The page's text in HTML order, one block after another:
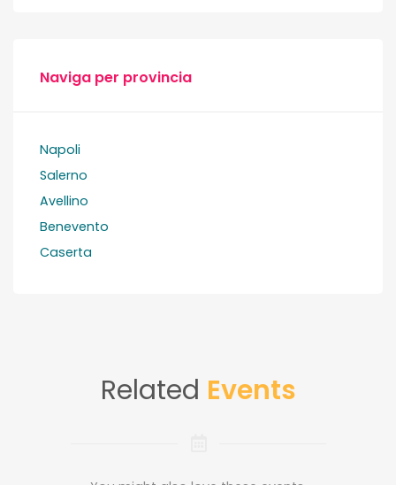
Naviga per provincia
Napoli
Salerno
Avellino
Benevento
Caserta
Related Events